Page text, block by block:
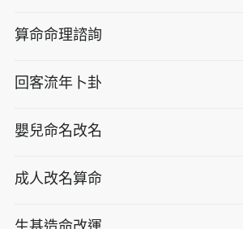
算命命理諮詢
回客流年卜卦
嬰兒命名改名
成人改名算命